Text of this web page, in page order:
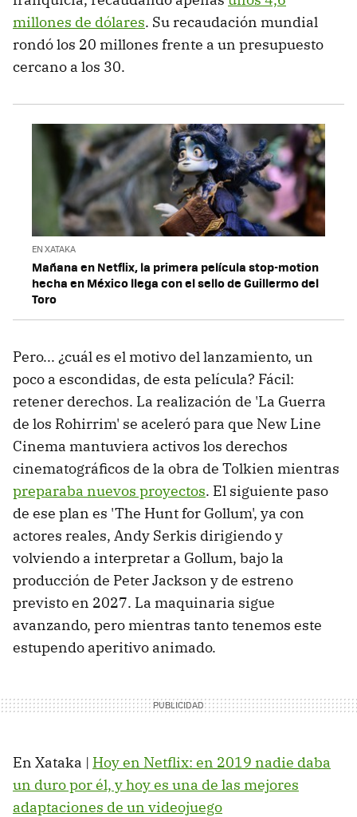
millones de dólares. Su recaudación mundial
rondó los 20 millones frente a un presupuesto
cercano a los 30.
EN XATAKA
Mañana en Netflix, la primera película stop-motion
hecha en México llega con el sello de Guillermo del
Toro
Pero... ¿cuál es el motivo del lanzamiento, un
poco a escondidas, de esta película? Fácil:
retener derechos. La realización de 'La Guerra
de los Rohirrim' se aceleró para que New Line
Cinema mantuviera activos los derechos
cinematográficos de la obra de Tolkien mientras
preparaba nuevos proyectos. El siguiente paso
de ese plan es 'The Hunt for Gollum', ya con
actores reales, Andy Serkis dirigiendo y
volviendo a interpretar a Gollum, bajo la
producción de Peter Jackson y de estreno
previsto en 2027. La maquinaria sigue
avanzando, pero mientras tanto tenemos este
estupendo aperitivo animado.
En Xataka | Hoy en Netflix: en 2019 nadie daba
un duro por él, y hoy es una de las mejores
adaptaciones de un videojuego